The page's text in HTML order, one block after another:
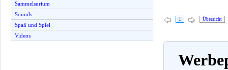
Sammelsurium
Sounds
Spaß und Spiel
Videos
1 Übersicht